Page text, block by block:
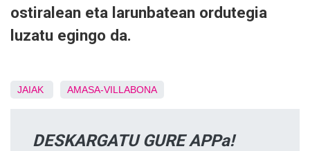
ostiralean eta larunbatean ordutegia
luzatu egingo da.
JAIAK AMASA-VILLABONA
DESKARGATU GURE APPa!